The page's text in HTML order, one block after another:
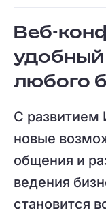
Веб-
удобный
любого
С развитием
новые
общения и
ведения
становится